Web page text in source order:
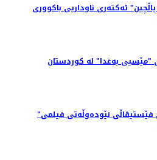
ئەکتەری ناوداریی باکووری
"مێسیی بەغدا" لە کوردستان
"ئەزموون" لە به‌شی ماڕکێتی فێستیڤاڵی نێوده‌وڵه‌تی فیلمی